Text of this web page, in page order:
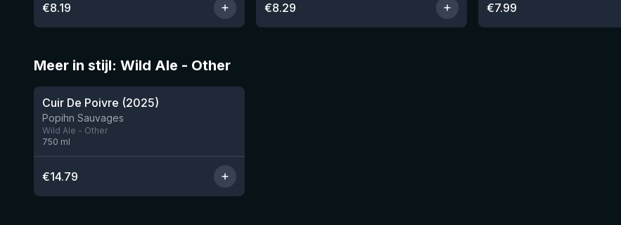
€8.19 €8.29 €7.99
Meer in stijl: Wild Ale - Other
Cuir De Poivre (2025)
Popihn Sauvages
Wild Ale - Other
750 ml
€14.79